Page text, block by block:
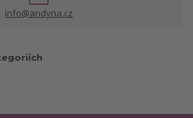
info@andyna.cz